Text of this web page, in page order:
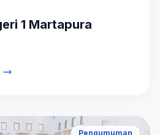
Mars SMA Negeri 1 Martapura
Pengumuman